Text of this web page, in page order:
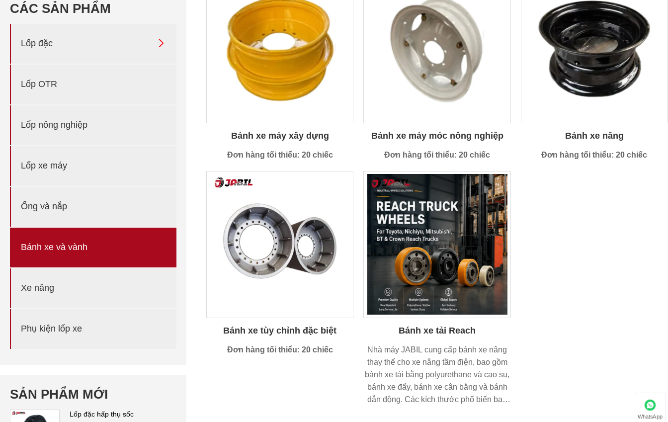
CÁC SẢN PHẨM
Lốp đặc 
Lốp OTR
Lốp nông nghiệp
Lốp xe máy
Ống và nắp
Bánh xe và vành
Xe nâng
Phụ kiện lốp xe
SẢN PHẨM MỚI
Lốp đặc hấp thụ sốc
Bánh xe máy xây dựng
Đơn hàng tối thiểu: 20 chiếc
Bánh xe máy móc nông nghiệp
Đơn hàng tối thiểu: 20 chiếc
Bánh xe nâng
Đơn hàng tối thiểu: 20 chiếc
Bánh xe tùy chỉnh đặc biệt
Đơn hàng tối thiểu: 20 chiếc
Bánh xe tải Reach
Nhà máy JABIL cung cấp bánh xe nâng
thay thế cho xe nâng tầm điện, bao gồm
bánh xe tải bằng polyurethane và cao su,
bánh xe đẩy, bánh xe cân bằng và bánh
dẫn động. Các kích thước phổ biến bao
WhatsApp